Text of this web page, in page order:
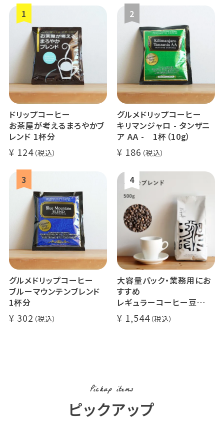
ドリップコーヒー
お茶屋が考えるまろやかブ
レンド 1杯分
124
グルメドリップコーヒー
キリマンジャロ - タンザニ
ア AA - 1杯（10g）
186
グルメドリップコーヒー
ブルーマウンテンブレンド
1杯分
302
大容量パック・業務用にお
すすめ
レギュラーコーヒー豆
イツモブレンド 500g
1,544
Pickup items
ピックアップ